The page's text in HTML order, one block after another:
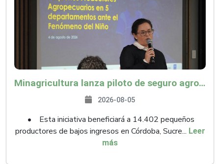
Minagricultura lanza piloto de seguro agropecuario por $9.625 millones para proteger a más de 14.000 pequeños productores contra riesgos del Fenómeno de El Niño
2026-08-05
• Esta iniciativa beneficiará a 14.402 pequeños
productores de bajos ingresos en Córdoba, Sucre... Leer
más